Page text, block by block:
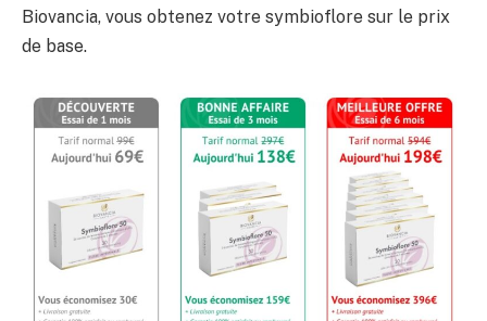
Biovancia, vous obtenez votre symbioflore sur le prix
de base.